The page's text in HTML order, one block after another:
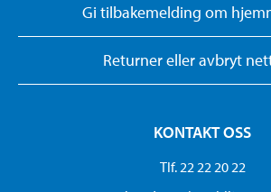
Gi tilbakemelding om
Returner eller avbryt
KONTAKT OSS
Tlf. 22 22 20 22